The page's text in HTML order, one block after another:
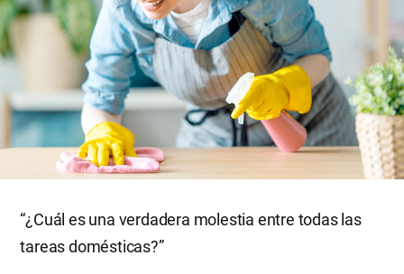
“¿Cuál es una verdadera molestia entre todas las
tareas domésticas?”